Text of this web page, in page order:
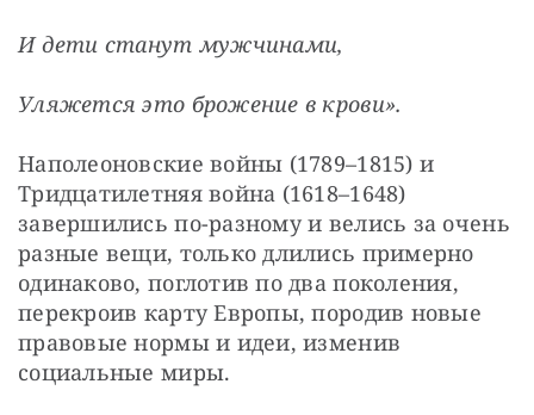
И дети станут мужчинами,
Уляжется это брожение в крови».
Наполеоновские войны (1789–1815) и
Тридцатилетняя война (1618–1648)
завершились по-разному и велись за очень
разные вещи, только длились примерно
одинаково, поглотив по два поколения,
перекроив карту Европы, породив новые
правовые нормы и идеи, изменив
социальные миры.